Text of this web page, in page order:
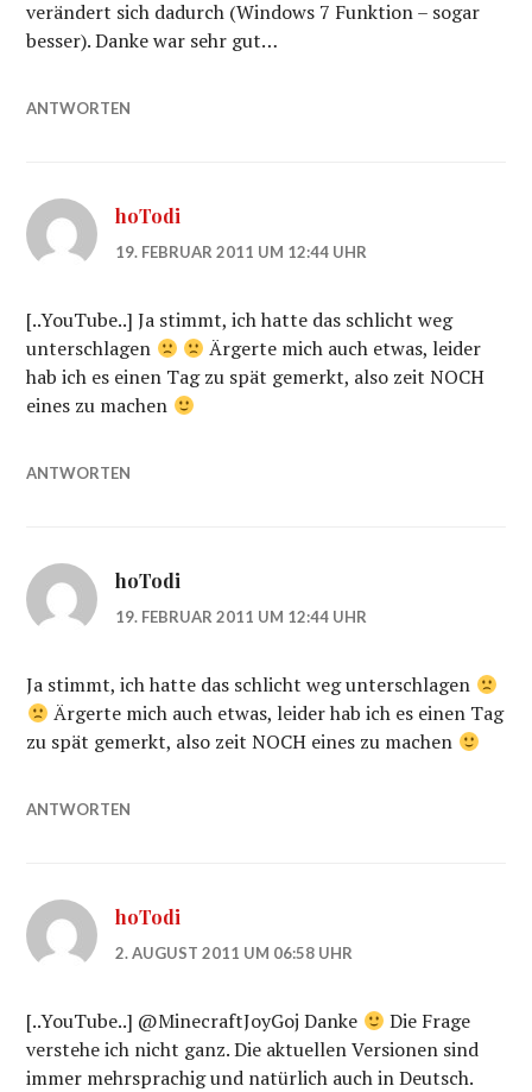
verändert sich dadurch (Windows 7 Funktion – sogar
besser). Danke war sehr gut…
ANTWORTEN
hoTodi
19. FEBRUAR 2011 UM 12:44 UHR
[..YouTube..] Ja stimmt, ich hatte das schlicht weg
unterschlagen
Ärgerte mich auch etwas, leider
hab ich es einen Tag zu spät gemerkt, also zeit NOCH
eines zu machen
ANTWORTEN
hoTodi
19. FEBRUAR 2011 UM 12:44 UHR
Ja stimmt, ich hatte das schlicht weg unterschlagen
Ärgerte mich auch etwas, leider hab ich es einen Tag
zu spät gemerkt, also zeit NOCH eines zu machen
ANTWORTEN
hoTodi
2. AUGUST 2011 UM 06:58 UHR
[..YouTube..] @MinecraftJoyGoj Danke
Die Frage
verstehe ich nicht ganz. Die aktuellen Versionen sind
immer mehrsprachig und natürlich auch in Deutsch.